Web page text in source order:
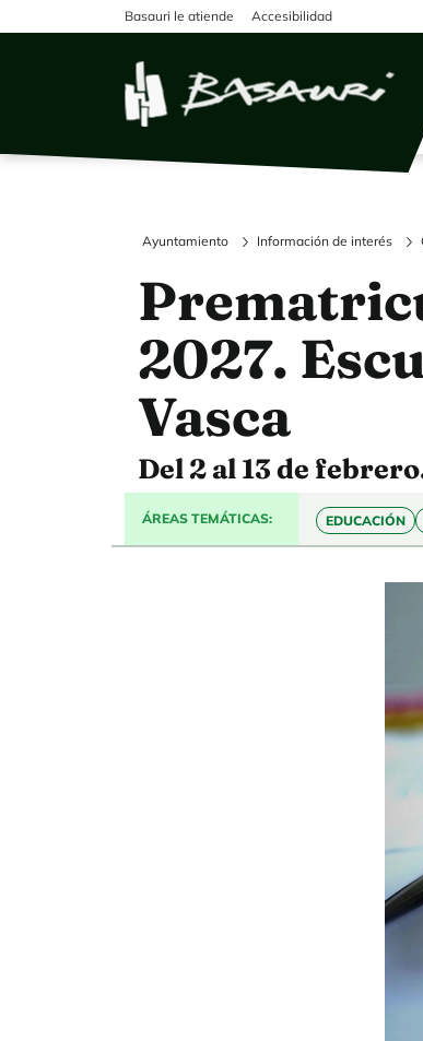
Pasar al contenido principal
Basauri le atiende Accesibilidad
Ayuntamiento Información de interés
2027.
Vasca
Del 2 al 13 de
ÁREAS TEMÁTICAS EDUCACIÓN